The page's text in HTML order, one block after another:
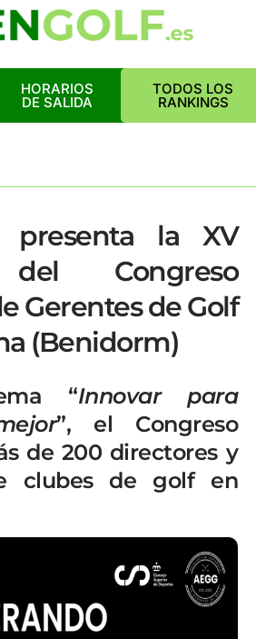
HORARIOS
DE SALIDA
TODOS LOS
RANKINGS
presenta la XV
Congreso
Gerentes de Golf
(Benidorm)
“Innovar para
”, el Congreso
de 200 directores y
clubes de golf en